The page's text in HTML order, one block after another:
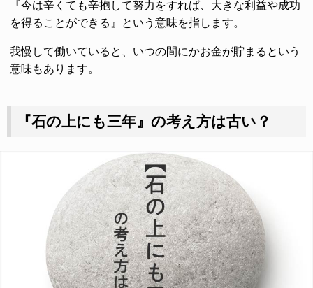
『今は辛くても辛抱して努力をすれば、大きな利益や成功
を得ることができる』という意味を指します。
我慢して働いていると、いつの間にかお金が貯まるという
意味もあります。
『石の上にも三年』の考え方は古い？